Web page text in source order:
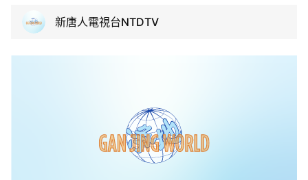
新唐人電視台NTDTV